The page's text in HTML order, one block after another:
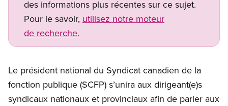
des informations plus récentes sur ce sujet.
Pour le savoir, utilisez notre moteur
de recherche.
Le président national du Syndicat canadien de la
fonction publique (SCFP) s’unira aux dirigeant(e)s
syndicaux nationaux et provinciaux afin de parler aux